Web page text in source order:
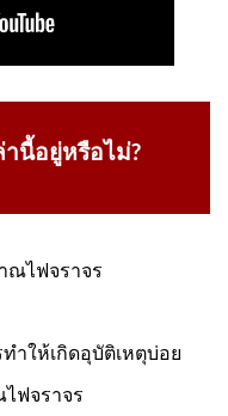
นี้อยู่หรือไม่?
ณไฟจราจร
ให้เกิดอุบัติเหตุบ่อย
ฟจราจร